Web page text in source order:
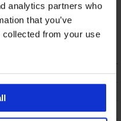
analytics partners who
that you’ve
collected from your use